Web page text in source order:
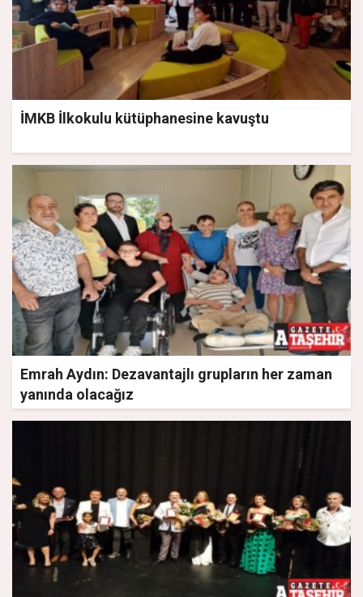
İMKB İlkokulu kütüphanesine kavuştu
Emrah Aydın: Dezavantajlı grupların her zaman
yanında olacağız